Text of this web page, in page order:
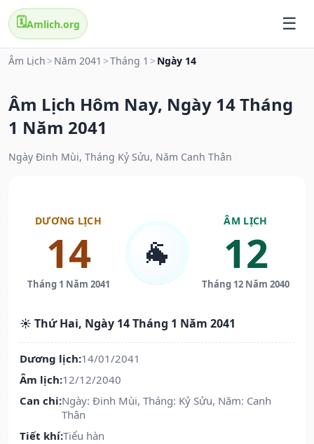
🗓️Amlich.org
Âm Lịch > Năm 2041 >Tháng 1 > Ngày 14
Âm Lịch Hôm Nay, Ngày 14 Tháng
1 Năm 2041
Ngày Đinh Mùi, Tháng Kỷ Sửu, Năm Canh Thân
DƯƠNG LỊCH
14
Tháng 1 Năm 2041
🐐
ÂM LỊCH
12
Tháng 12 Năm 2040
☀️ Thứ Hai, Ngày 14 Tháng 1 Năm 2041
Dương lịch:14/01/2041
Âm lịch:12/12/2040
Can chi:Ngày: Đinh Mùi, Tháng: Kỷ Sửu, Năm: Canh
Thân
Tiết khí:Tiểu hàn